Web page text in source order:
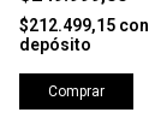
$212.499,15 con
depósito
Comprar